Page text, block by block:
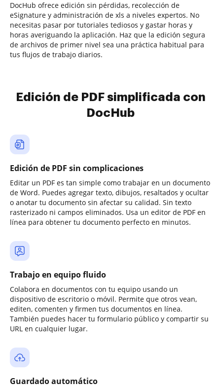
DocHub ofrece edición sin pérdidas, recolección de
eSignature y administración de xls a niveles expertos. No
necesitas pasar por tutoriales tediosos y gastar horas y
horas averiguando la aplicación. Haz que la edición segura
de archivos de primer nivel sea una práctica habitual para
tus flujos de trabajo diarios.
Edición de PDF simplificada con
DocHub
Edición de PDF sin complicaciones
Editar un PDF es tan simple como trabajar en un documento
de Word. Puedes agregar texto, dibujos, resaltados y ocultar
o anotar tu documento sin afectar su calidad. Sin texto
rasterizado ni campos eliminados. Usa un editor de PDF en
línea para obtener tu documento perfecto en minutos.
Trabajo en equipo fluido
Colabora en documentos con tu equipo usando un
dispositivo de escritorio o móvil. Permite que otros vean,
editen, comenten y firmen tus documentos en línea.
También puedes hacer tu formulario público y compartir su
URL en cualquier lugar.
Guardado automático